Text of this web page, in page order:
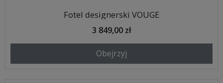
Fotel designerski VOUGE
3 849,00 zł
Obejrzyj